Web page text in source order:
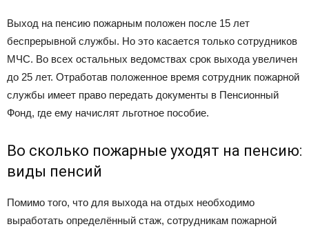
Выход на пенсию пожарным положен после 15 лет
беспрерывной службы. Но это касается только сотрудников
МЧС. Во всех остальных ведомствах срок выхода увеличен
до 25 лет. Отработав положенное время сотрудник пожарной
службы имеет право передать документы в Пенсионный
Фонд, где ему начислят льготное пособие.
Во сколько пожарные уходят на пенсию:
виды пенсий
Помимо того, что для выхода на отдых необходимо
выработать определённый стаж, сотрудникам пожарной